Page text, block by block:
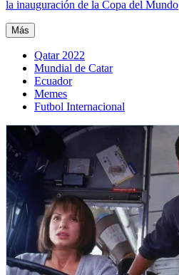
la inauguración de la Copa del Mundo
Más
Qatar 2022
Mundial de Catar
Ecuador
Memes
Futbol Internacional